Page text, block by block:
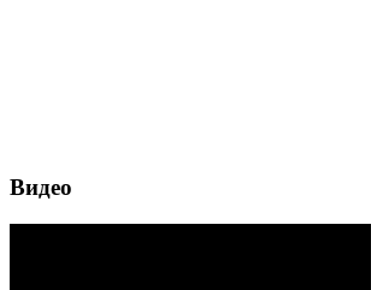
Видео